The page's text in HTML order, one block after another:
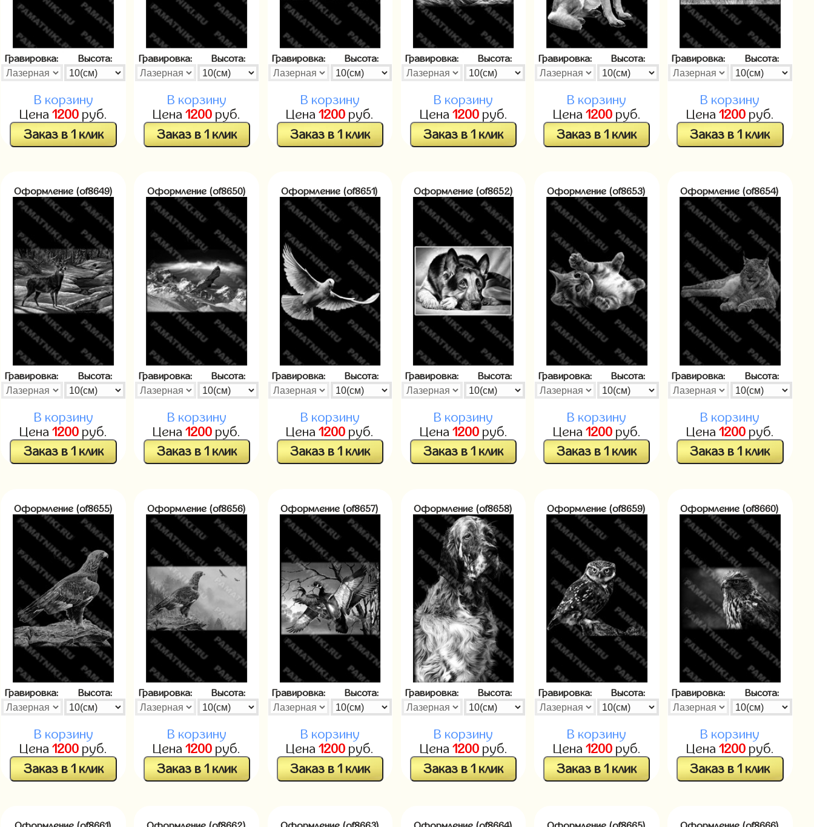
Гравировка: Высота:
В корзину
Цена1200 руб.
Заказ в 1 клик
Гравировка: Высота:
В корзину
Цена1200 руб.
Заказ в 1 клик
Гравировка: Высота:
В корзину
Цена1200 руб.
Заказ в 1 клик
Гравировка: Высота:
В корзину
Цена 1200руб.
Заказ в 1 клик
Гравировка: Высота:
В корзину
Цена 1200руб.
Заказ в 1 клик
Гравировка: Высота:
В корзину
Цена 1200руб.
Заказ в 1 клик
Оформление (of8649)
Гравировка: Высота:
В корзину
Цена1200 руб.
Заказ в 1 клик
Оформление (of8650)
Гравировка: Высота:
В корзину
Цена1200 руб.
Заказ в 1 клик
Оформление (of8651)
Гравировка: Высота:
В корзину
Цена1200 руб.
Заказ в 1 клик
Оформление (of8652)
Гравировка: Высота:
В корзину
Цена 1200руб.
Заказ в 1 клик
Оформление (of8653)
Гравировка: Высота:
В корзину
Цена 1200руб.
Заказ в 1 клик
Оформление (of8654)
Гравировка: Высота:
В корзину
Цена 1200руб.
Заказ в 1 клик
Оформление (of8655)
Гравировка: Высота:
В корзину
Цена1200 руб.
Заказ в 1 клик
Оформление (of8656)
Гравировка: Высота:
В корзину
Цена1200 руб.
Заказ в 1 клик
Оформление (of8657)
Гравировка: Высота:
В корзину
Цена1200 руб.
Заказ в 1 клик
Оформление (of8658)
Гравировка: Высота:
В корзину
Цена 1200руб.
Заказ в 1 клик
Оформление (of8659)
Гравировка: Высота:
В корзину
Цена 1200руб.
Заказ в 1 клик
Оформление (of8660)
Гравировка: Высота:
В корзину
Цена 1200руб.
Заказ в 1 клик